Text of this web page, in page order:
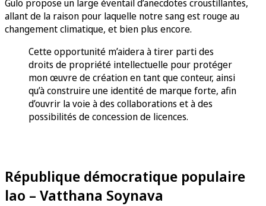
Gulö propose un large éventail d’anecdotes croustillantes,
allant de la raison pour laquelle notre sang est rouge au
changement climatique, et bien plus encore.
Cette opportunité m’aidera à tirer parti des
droits de propriété intellectuelle pour protéger
mon œuvre de création en tant que conteur, ainsi
qu’à construire une identité de marque forte, afin
d’ouvrir la voie à des collaborations et à des
possibilités de concession de licences.
République démocratique populaire
lao – Vatthana Soynava